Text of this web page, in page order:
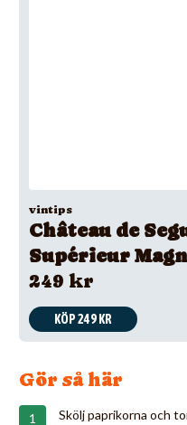
vintips
Château de
Supérieur
249 kr
KÖP 249 KR
Gör så här
Skölj paprikorna och